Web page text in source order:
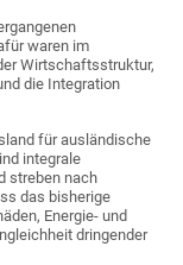
waren im
Wirtschaftsstruktur,
die Integration
für ausländische
integrale
streben nach
das bisherige
Energie- und
dringender